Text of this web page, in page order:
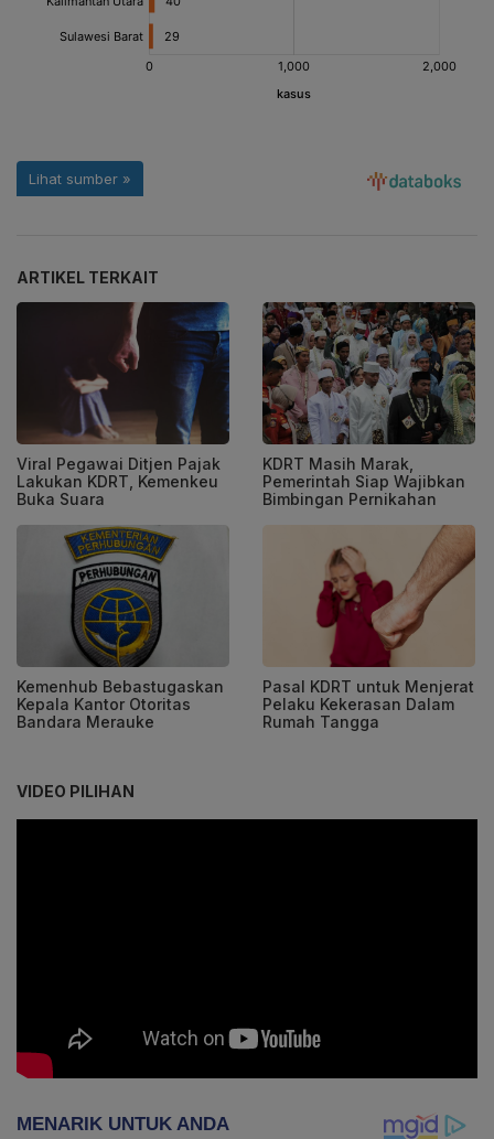
ARTIKEL TERKAIT
Viral Pegawai Ditjen Pajak
Lakukan KDRT, Kemenkeu
Buka Suara
KDRT Masih Marak,
Pemerintah Siap Wajibkan
Bimbingan Pernikahan
Kemenhub Bebastugaskan
Kepala Kantor Otoritas
Bandara Merauke
Pasal KDRT untuk Menjerat
Pelaku Kekerasan Dalam
Rumah Tangga
VIDEO PILIHAN